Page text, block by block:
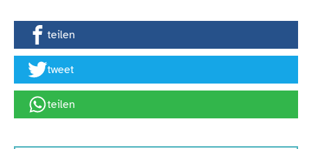
teilen
tweet
teilen